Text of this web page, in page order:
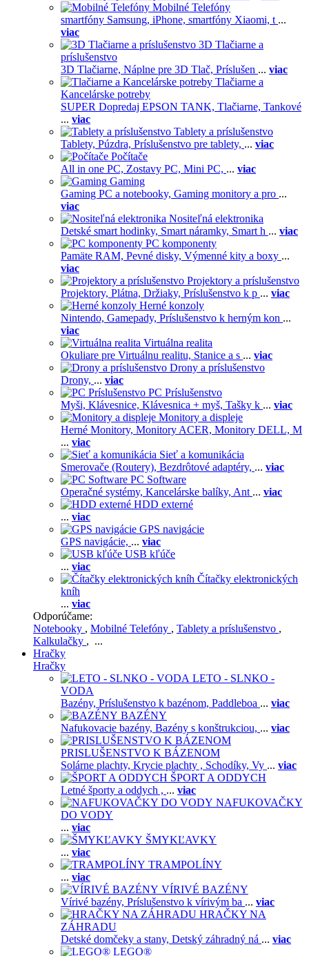
Mobilné Telefóny
smartfóny Samsung, iPhone, smartfóny Xiaomi, t ...
viac
3D Tlačiarne a
príslušenstvo
3D Tlačiarne, Náplne pre 3D Tlač, Príslušen ... viac
Tlačiarne a
Kancelárske potreby
SUPER Dopredaj EPSON TANK, Tlačiarne, Tankové
... viac
Tablety a príslušenstvo
Tablety, Púzdra, Príslušenstvo pre tablety, ... viac
Počítače
All in one PC, Zostavy PC, Mini PC, ... viac
Gaming
Gaming PC a notebooky, Gaming monitory a pro ...
viac
Nositeľná elektronika
Detské smart hodinky, Smart náramky, Smart h ... viac
PC komponenty
Pamäte RAM, Pevné disky, Výmenné kity a boxy ...
viac
Projektory a príslušenstvo
Projektory, Plátna, Držiaky, Príslušenstvo k p ... viac
Herné konzoly
Nintendo, Gamepady, Príslušenstvo k herným kon ...
viac
Virtuálna realita
Okuliare pre Virtuálnu realitu, Stanice a s ... viac
Drony a príslušenstvo
Drony, ... viac
PC Príslušenstvo
Myši, Klávesnice, Klávesnica + myš, Tašky k ... viac
Monitory a displeje
Herné Monitory, Monitory ACER, Monitory DELL, M
... viac
Sieť a komunikácia
Smerovače (Routery), Bezdrôtové adaptéry, ... viac
PC Software
Operačné systémy, Kancelárske balíky, Ant ... viac
HDD externé
... viac
GPS navigácie
GPS navigácie, ... viac
USB kľúče
... viac
Čítačky elektronických
kníh
... viac
Odporúčame:
Notebooky , Mobilné Telefóny , Tablety a príslušenstvo ,
Kalkulačky , ...
Hračky
Hračky
LETO - SLNKO -
VODA
Bazény, Príslušenstvo k bazénom, Paddleboa ... viac
BAZÉNY
Nafukovacie bazény, Bazény s konštrukciou, ... viac
PRISLUŠENSTVO K BÁZENOM
Solárne plachty, Krycie plachty , Schodíky, Vy ... viac
ŠPORT A ODDYCH
Letné športy a oddych , ... viac
NAFUKOVAČKY
DO VODY
... viac
ŠMYKĽAVKY
... viac
TRAMPOLÍNY
... viac
VÍRIVÉ BAZÉNY
Vírivé bazény, Príslušenstvo k vírivým ba ... viac
HRAČKY NA
ZÁHRADU
Detské domčeky a stany, Detský záhradný ná ... viac
LEGO®